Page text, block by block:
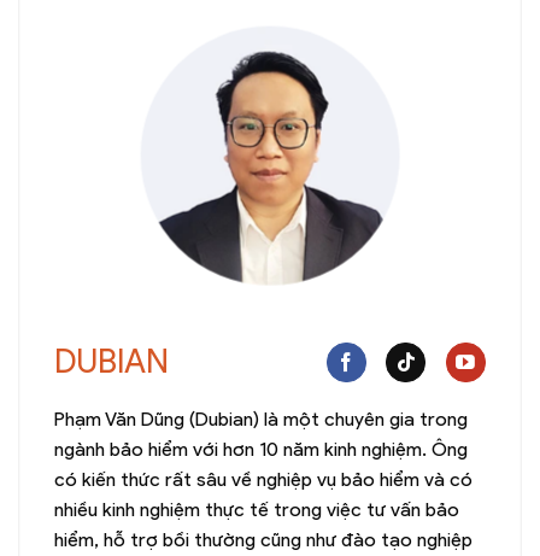
DUBIAN
Phạm Văn Dũng (Dubian) là một chuyên gia trong
ngành bảo hiểm với hơn 10 năm kinh nghiệm. Ông
có kiến thức rất sâu về nghiệp vụ bảo hiểm và có
nhiều kinh nghiệm thực tế trong việc tư vấn bảo
hiểm, hỗ trợ bồi thường cũng như đào tạo nghiệp